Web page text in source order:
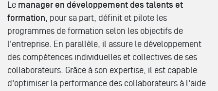
Le manager en développement des talents et
formation, pour sa part, définit et pilote les
programmes de formation selon les objectifs de
l'entreprise. En parallèle, il assure le développement
des compétences individuelles et collectives de ses
collaborateurs. Grâce à son expertise, il est capable
d'optimiser la performance des collaborateurs à l'aide